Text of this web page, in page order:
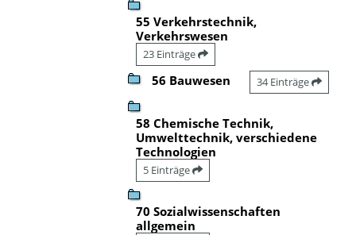
55 Verkehrstechnik,
Verkehrswesen
23 Einträge
56 Bauwesen 34 Einträge
58 Chemische Technik,
Umwelttechnik, verschiedene
Technologien
5 Einträge
70 Sozialwissenschaften
allgemein